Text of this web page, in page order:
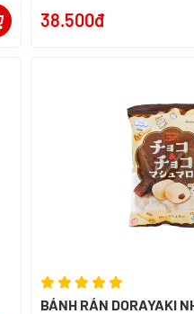
38.500đ
BÁNH RÁN DORAYAKI